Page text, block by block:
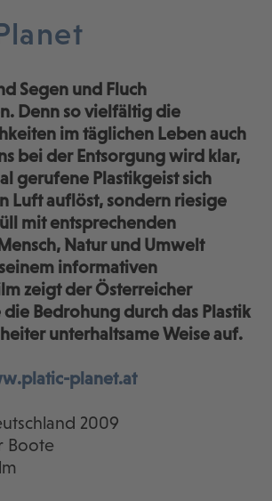
Segen und Fluch
Denn so vielfältig die
im täglichen Leben auch
bei der Entsorgung wird klar,
gerufene Plastikgeist sich
Luft auflöst, sondern riesige
mit entsprechenden
Natur und Umwelt
informativen
zeigt der Österreicher
Bedrohung durch das Plastik
unterhaltsame Weise auf.
planet.at
2009
Boote